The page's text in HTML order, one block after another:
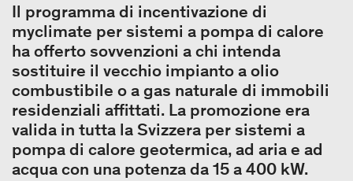
Il programma di incentivazione di
myclimate per sistemi a pompa di calore
ha offerto sovvenzioni a chi intenda
sostituire il vecchio impianto a olio
combustibile o a gas naturale di immobili
residenziali affittati. La promozione era
valida in tutta la Svizzera per sistemi a
pompa di calore geotermica, ad aria e ad
acqua con una potenza da 15 a 400 kW.